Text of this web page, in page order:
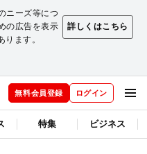
ニーズ等につ
の広告を表示
ます。
詳しくはこちら
無料会員登録 ログイン
特集 ビジネス